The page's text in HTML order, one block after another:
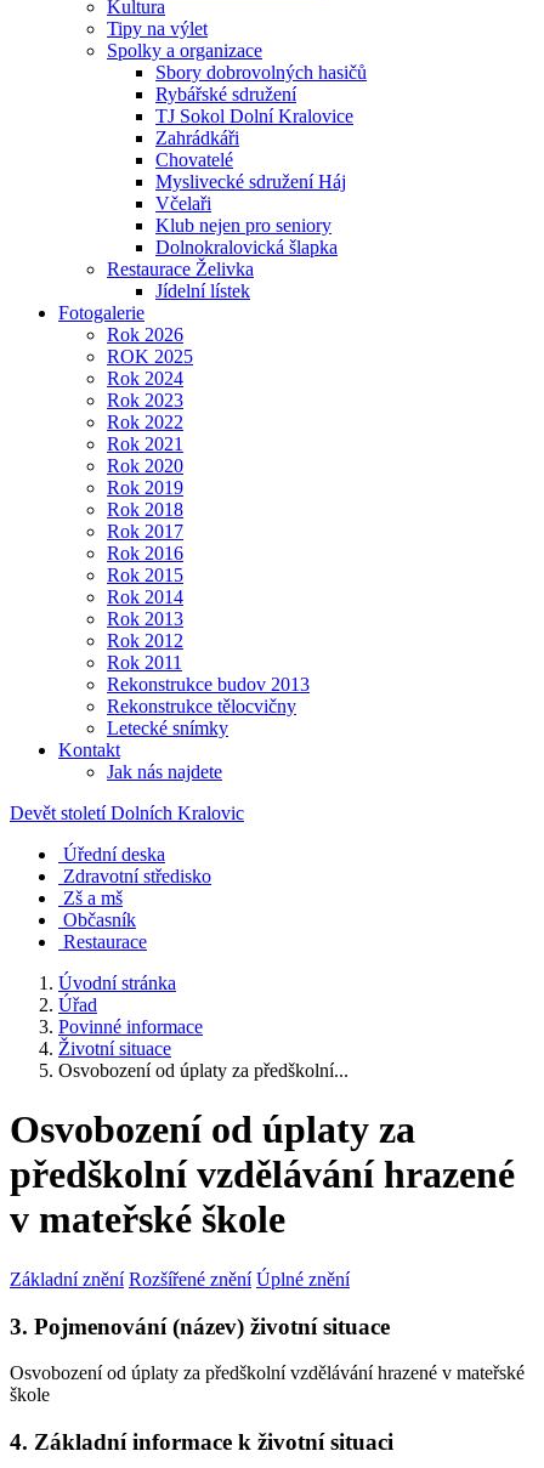
Kultura
Tipy na výlet
Spolky a organizace
Sbory dobrovolných hasičů
Rybářské sdružení
TJ Sokol Dolní Kralovice
Zahrádkáři
Chovatelé
Myslivecké sdružení Háj
Včelaři
Klub nejen pro seniory
Dolnokralovická šlapka
Restaurace Želivka
Jídelní lístek
Fotogalerie
Rok 2026
ROK 2025
Rok 2024
Rok 2023
Rok 2022
Rok 2021
Rok 2020
Rok 2019
Rok 2018
Rok 2017
Rok 2016
Rok 2015
Rok 2014
Rok 2013
Rok 2012
Rok 2011
Rekonstrukce budov 2013
Rekonstrukce tělocvičny
Letecké snímky
Kontakt
Jak nás najdete
Devět století Dolních Kralovic
Úřední deska
Zdravotní středisko
Zš a mš
Občasník
Restaurace
Úvodní stránka
Úřad
Povinné informace
Životní situace
Osvobození od úplaty za předškolní...
Osvobození od úplaty za
předškolní vzdělávání hrazené
v mateřské škole
Základní znění Rozšířené znění Úplné znění
3. Pojmenování (název) životní situace
Osvobození od úplaty za předškolní vzdělávání hrazené v mateřské
škole
4. Základní informace k životní situaci